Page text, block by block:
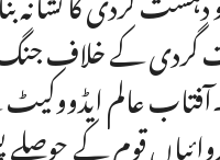
کے خلاف جنگ
عالم ایڈووکیٹ
قوم کے